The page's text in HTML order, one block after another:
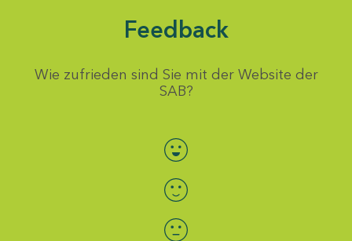
Feedback
Wie zufrieden sind Sie mit der Website der
SAB?
Bewertung auswählen